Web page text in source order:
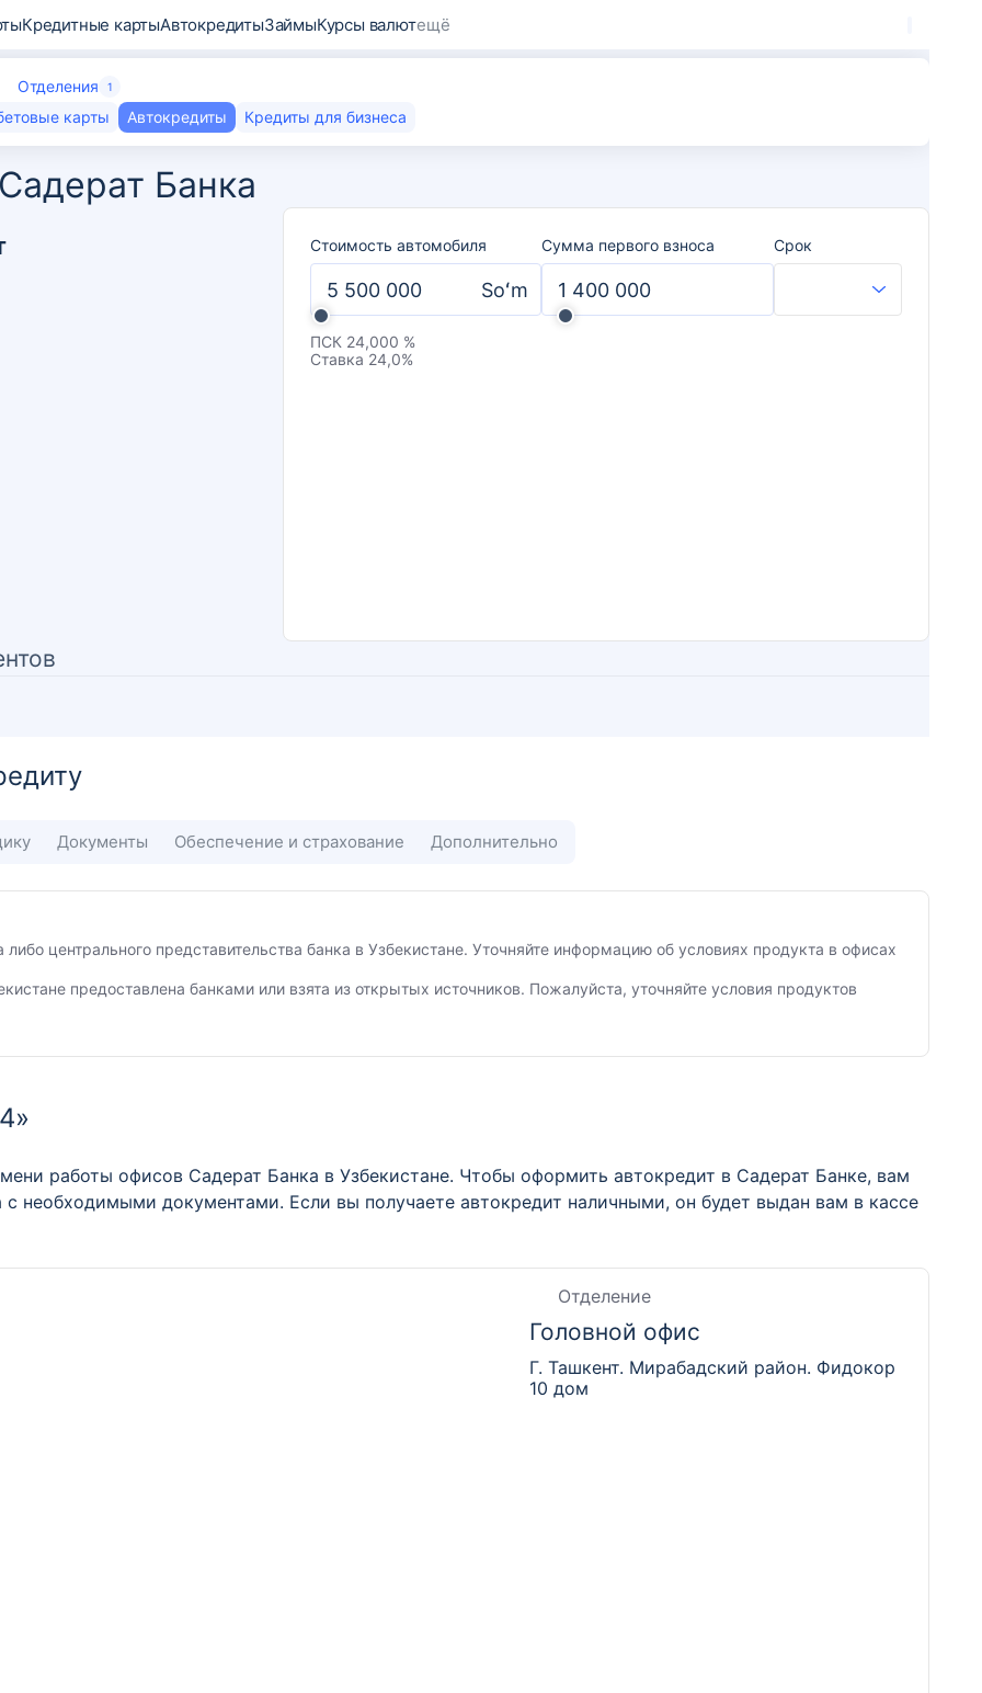
Кредитные картыАвтокредитыЗаймыКурсы валютещё
Отделения 1
карты Автокредиты Кредиты для бизнеса
Банка
Стоимость автомобиля
Soʻm
Сумма первого взноса Срок
ПСК 24,000 %
Ставка 24,0%
Документы Обеспечение и страхование Дополнительно
центрального представительства банка в Узбекистане. Уточняйте информацию об условиях продукта в офисах
предоставлена банками или взята из открытых источников. Пожалуйста, уточняйте условия продуктов
работы офисов Садерат Банка в Узбекистане. Чтобы оформить автокредит в Садерат Банке, вам
с необходимыми документами. Если вы получаете автокредит наличными, он будет выдан вам в кассе
Отделение
Головной офис
Г. Ташкент. Мирабадский район. Фидокор
10 дом